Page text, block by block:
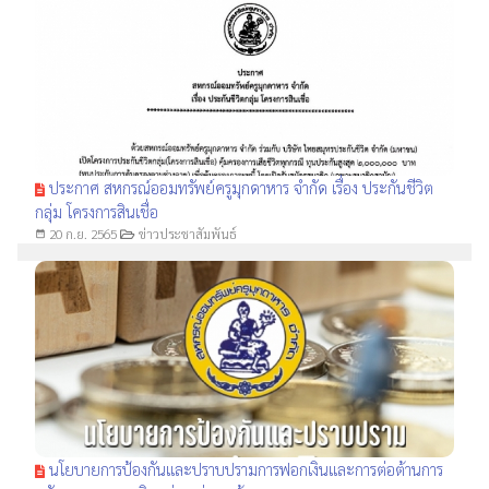
ประกาศ สหกรณ์ออมทรัพย์ครูมุกดาหาร จำกัด เรื่อง ประกันชีวิต
กลุ่ม โครงการสินเชื่อ
date_range 20 ก.ย. 2565 ข่าวประชาสัมพันธ์
นโยบายการป้องกันและปราบปรามการฟอกเงินและการต่อต้านการ